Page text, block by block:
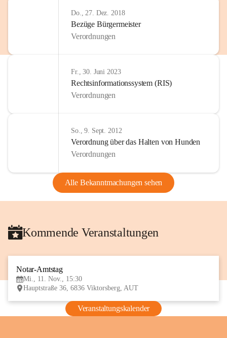
Do., 27. Dez. 2018
Bezüge Bürgermeister
Verordnungen
Fr., 30. Juni 2023
Rechtsinformationssystem (RIS)
Verordnungen
So., 9. Sept. 2012
Verordnung über das Halten von Hunden
Verordnungen
Alle Bekanntmachungen sehen
Kommende Veranstaltungen
Notar-Amtstag
Mi., 11. Nov., 15:30
Hauptstraße 36, 6836 Viktorsberg, AUT
Veranstaltungskalender